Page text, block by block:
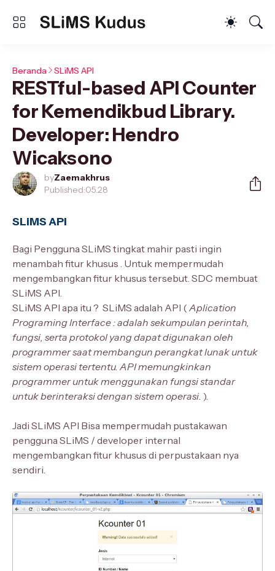
Beranda SLiMS API
RESTful-based API Counter
for Kemendikbud Library.
Developer: Hendro
Wicaksono
byZaemakhrus
Published:05.28
SLiMS API
Bagi Pengguna SLiMS tingkat mahir pasti ingin
menambah fitur khusus . Untuk mempermudah
mengembangkan fitur khusus tersebut. SDC membuat
SLiMS API.
SLiMS API apa itu ? SLiMS adalah API ( Aplication
Programing Interface : adalah sekumpulan perintah,
fungsi, serta protokol yang dapat digunakan oleh
programmer saat membangun perangkat lunak untuk
sistem operasi tertentu. API memungkinkan
programmer untuk menggunakan fungsi standar
untuk berinteraksi dengan sistem operasi. ).
Jadi SLiMS API Bisa mempermudah pustakawan
pengguna SLiMS / developer internal
mengembangkan fitur khusus di perpustakaan nya
sendiri.